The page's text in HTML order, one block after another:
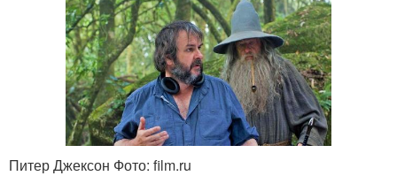
Питер Джексон Фото: film.ru